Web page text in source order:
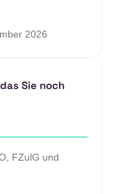
2026
Sie noch
FZulG und